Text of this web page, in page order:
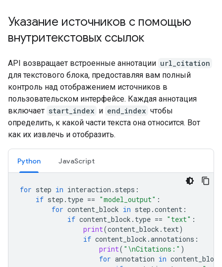
Указание источников с помощью
внутритекстовых ссылок
API возвращает встроенные аннотации url_citation
для текстового блока, предоставляя вам полный
контроль над отображением источников в
пользовательском интерфейсе. Каждая аннотация
включает start_index и end_index чтобы
определить, к какой части текста она относится. Вот
как их извлечь и отобразить.
Python JavaScript
for step in interaction . steps :
if step . type == "model_output" :
for content_block in step .content :
if content_block . type == "text" :
print(content_block . text)
if content_block .annotations :
print( " \nCitations:" )
for annotation in content_block